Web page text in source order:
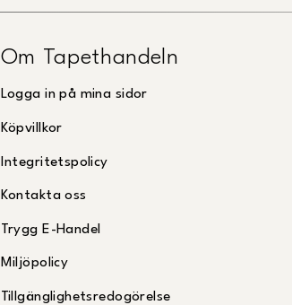
Om Tapethandeln
Logga in på mina sidor
Köpvillkor
Integritetspolicy
Kontakta oss
Trygg E-Handel
Miljöpolicy
Tillgänglighetsredogörelse